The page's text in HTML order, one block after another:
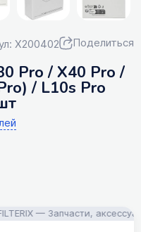
X200402 Поделиться
Pro / X40 Pro /
/ L10s Pro
— Запчасти, аксессуары